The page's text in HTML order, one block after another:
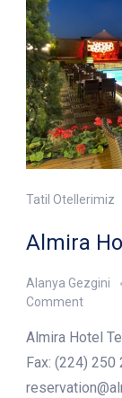
Tatil Otellerimiz
Almira
Alanya Gezgini
Commenton
Hotel
Almira Hotel
Fax: (224)